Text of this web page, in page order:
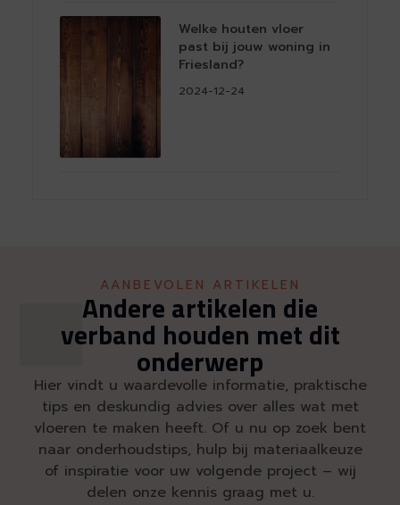
Welke houten vloer
past bij jouw woning in
Friesland?
2024-12-24
AANBEVOLEN ARTIKELEN
Andere artikelen die
verband houden met dit
onderwerp
Hier vindt u waardevolle informatie, praktische
tips en deskundig advies over alles wat met
vloeren te maken heeft. Of u nu op zoek bent
naar onderhoudstips, hulp bij materiaalkeuze
of inspiratie voor uw volgende project – wij
delen onze kennis graag met u.